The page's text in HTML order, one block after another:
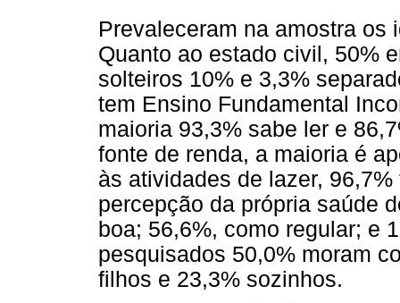
Prevaleceram na amostra os
Quanto ao estado civil, 50%
solteiros 10% e 3,3%
tem Ensino Fundamental
maioria 93,3% sabe ler e
fonte de renda, a maioria é
às atividades de lazer,
percepção da própria saúde
boa; 56,6%, como regular; e
pesquisados 50,0% moram
filhos e 23,3% sozinhos.